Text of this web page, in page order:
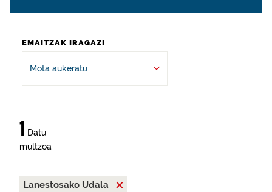
EMAITZAK IRAGAZI
Mota aukeratu
1 Datu
multzoa
Lanestosako Udala